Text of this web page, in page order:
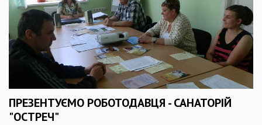
ПРЕЗЕНТУЄМО РОБОТОДАВЦЯ - САНАТОРІЙ
"ОСТРЕЧ"